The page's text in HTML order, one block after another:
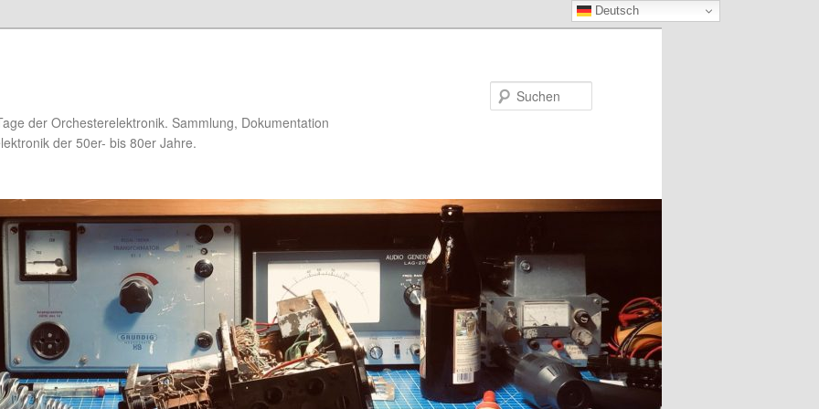
der Orchesterelektronik. Sammlung, Dokumentation
der 50er- bis 80er Jahre.
Deutsch